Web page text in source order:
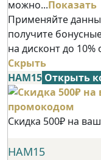
можно...Показать
Применяйте
получите
на дисконт до
Скрыть
НАМ15 Открыть
Скидка 500₽ на
НАМ15